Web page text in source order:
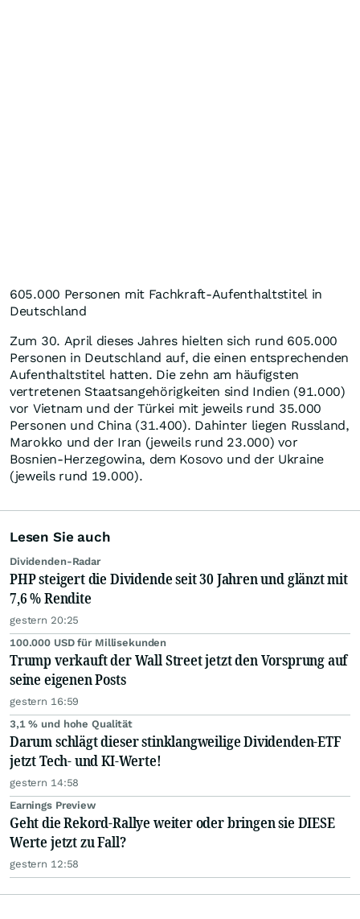
605.000 Personen mit Fachkraft-Aufenthaltstitel in
Deutschland
Zum 30. April dieses Jahres hielten sich rund 605.000
Personen in Deutschland auf, die einen entsprechenden
Aufenthaltstitel hatten. Die zehn am häufigsten
vertretenen Staatsangehörigkeiten sind Indien (91.000)
vor Vietnam und der Türkei mit jeweils rund 35.000
Personen und China (31.400). Dahinter liegen Russland,
Marokko und der Iran (jeweils rund 23.000) vor
Bosnien-Herzegowina, dem Kosovo und der Ukraine
(jeweils rund 19.000).
Lesen Sie auch
Dividenden-Radar
PHP steigert die Dividende seit 30 Jahren und glänzt mit
7,6 % Rendite
gestern 20:25
100.000 USD für Millisekunden
Trump verkauft der Wall Street jetzt den Vorsprung auf
seine eigenen Posts
gestern 16:59
3,1 % und hohe Qualität
Darum schlägt dieser stinklangweilige Dividenden-ETF
jetzt Tech- und KI-Werte!
gestern 14:58
Earnings Preview
Geht die Rekord-Rallye weiter oder bringen sie DIESE
Werte jetzt zu Fall?
gestern 12:58